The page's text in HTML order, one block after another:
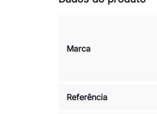
Marca
Referência